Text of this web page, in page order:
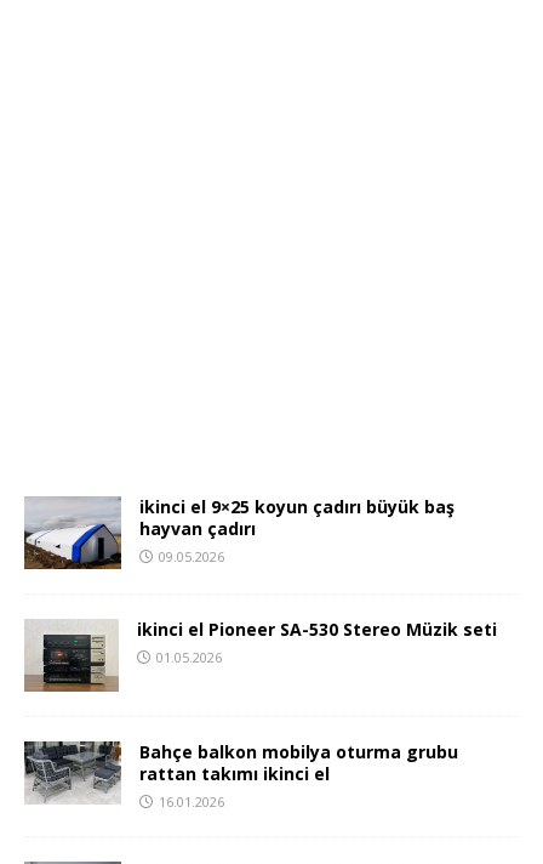
ikinci el 9×25 koyun çadırı büyük baş
hayvan çadırı
09.05.2026
ikinci el Pioneer SA-530 Stereo Müzik seti
01.05.2026
Bahçe balkon mobilya oturma grubu
rattan takımı ikinci el
16.01.2026